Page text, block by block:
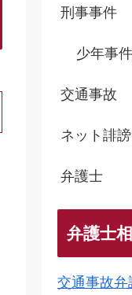
刑事事件
少年事件
交通事故
ネット誹
弁護士
弁護士
交通事故